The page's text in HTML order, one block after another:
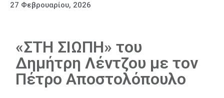
27 Φεβρουαρίου, 2026
«ΣΤΗ ΣΙΩΠΗ» του
Δημήτρη Λέντζου με τον
Πέτρο Αποστολόπουλο